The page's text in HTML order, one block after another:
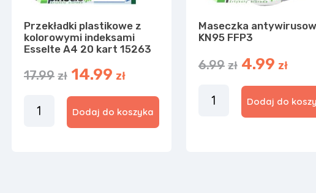
Przekładki plastikowe z
kolorowymi indeksami
Esselte A4 20 kart 15263
17.99 zł 14.99 zł
Dodaj do koszyka
Maseczka
KN95 FFP3
6.99 zł 4.99 zł
Dodaj do